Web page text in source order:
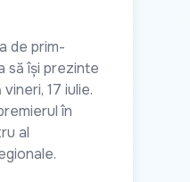
de prim-
să își prezinte
17 iulie.
în
al